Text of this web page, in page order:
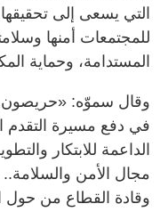
التي يسعى إلى
للمجتمعات أمنها
المستدامة، وحماية
وقال سموّه:
في دفع مسيرة التقدم
الداعمة للابتكار
مجال الأمن والسلامة..
وقادة القطاع من حول